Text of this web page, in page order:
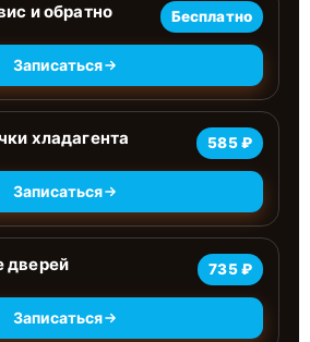
и обратно Бесплатно
Записаться
хладагента 585 ₽
Записаться
дверей 735 ₽
Записаться